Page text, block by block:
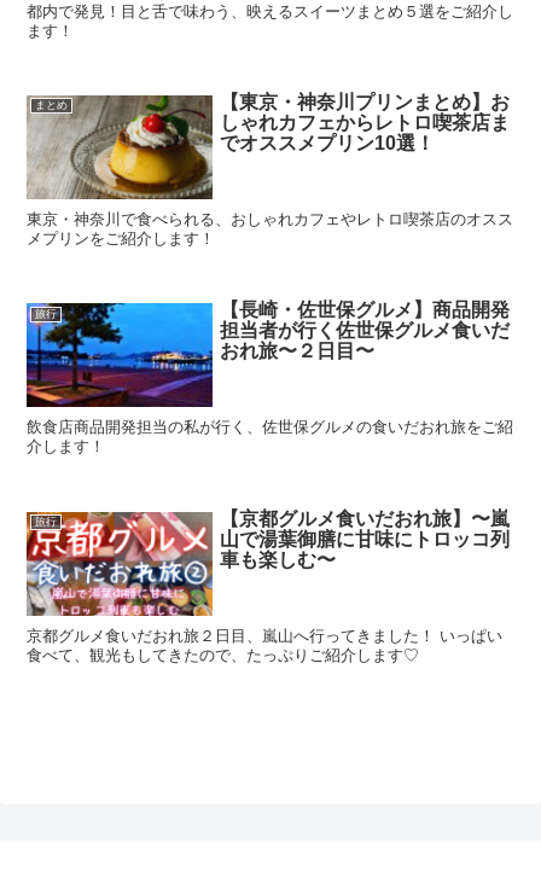
都内で発見！目と舌で味わう、映えるスイーツまとめ５選をご紹介し
ます！
まとめ
【東京・神奈川プリンまとめ】お
しゃれカフェからレトロ喫茶店ま
でオススメプリン10選！
東京・神奈川で食べられる、おしゃれカフェやレトロ喫茶店のオスス
メプリンをご紹介します！
旅行
【長崎・佐世保グルメ】商品開発
担当者が行く佐世保グルメ食いだ
おれ旅〜２日目〜
飲食店商品開発担当の私が行く、佐世保グルメの食いだおれ旅をご紹
介します！
旅行
【京都グルメ食いだおれ旅】〜嵐
山で湯葉御膳に甘味にトロッコ列
車も楽しむ〜
京都グルメ食いだおれ旅２日目、嵐山へ行ってきました！ いっぱい
食べて、観光もしてきたので、たっぷりご紹介します♡